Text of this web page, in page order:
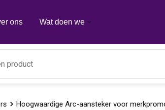
ons Wat doen we
Hoogwaardige Arc-aansteker voor